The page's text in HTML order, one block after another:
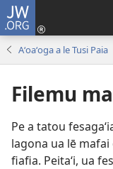
JW.ORG
Aʻoaʻoga a le Tusi Paia
Filemu
Pe a tatou
lagona ua lē
fiafia. Peitaʻi, ua